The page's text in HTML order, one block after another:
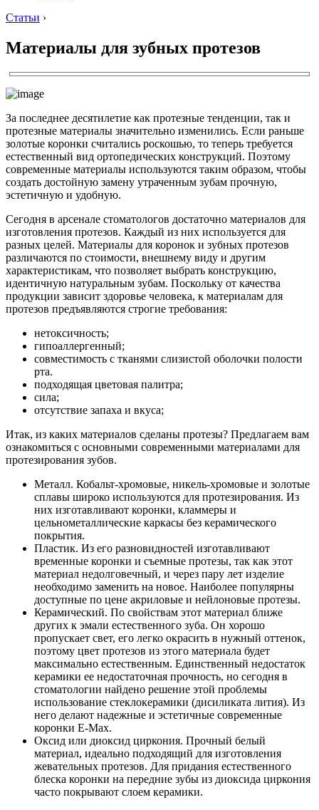
Статьи ›
Материалы для зубных протезов
За последнее десятилетие как протезные тенденции, так и
протезные материалы значительно изменились. Если раньше
золотые коронки считались роскошью, то теперь требуется
естественный вид ортопедических конструкций. Поэтому
современные материалы используются таким образом, чтобы
создать достойную замену утраченным зубам прочную,
эстетичную и удобную.
Сегодня в арсенале стоматологов достаточно материалов для
изготовления протезов. Каждый из них используется для
разных целей. Материалы для коронок и зубных протезов
различаются по стоимости, внешнему виду и другим
характеристикам, что позволяет выбрать конструкцию,
идентичную натуральным зубам. Поскольку от качества
продукции зависит здоровье человека, к материалам для
протезов предъявляются строгие требования:
нетоксичность;
гипоаллергенный;
совместимость с тканями слизистой оболочки полости
рта.
подходящая цветовая палитра;
сила;
отсутствие запаха и вкуса;
Итак, из каких материалов сделаны протезы? Предлагаем вам
ознакомиться с основными современными материалами для
протезирования зубов.
Металл. Кобальт-хромовые, никель-хромовые и золотые
сплавы широко используются для протезирования. Из
них изготавливают коронки, кламмеры и
цельнометаллические каркасы без керамического
покрытия.
Пластик. Из его разновидностей изготавливают
временные коронки и съемные протезы, так как этот
материал недолговечный, и через пару лет изделие
необходимо заменить на новое. Наиболее популярны
доступные по цене акриловые и нейлоновые протезы.
Керамический. По свойствам этот материал ближе
других к эмали естественного зуба. Он хорошо
пропускает свет, его легко окрасить в нужный оттенок,
поэтому цвет протезов из этого материала будет
максимально естественным. Единственный недостаток
керамики ее недостаточная прочность, но сегодня в
стоматологии найдено решение этой проблемы
использование стеклокерамики (дисиликата лития). Из
него делают надежные и эстетичные современные
коронки E-Max.
Оксид или диоксид циркония. Прочный белый
материал, идеально подходящий для изготовления
жевательных протезов. Для придания естественного
блеска коронки на передние зубы из диоксида циркония
часто покрывают слоем керамики.